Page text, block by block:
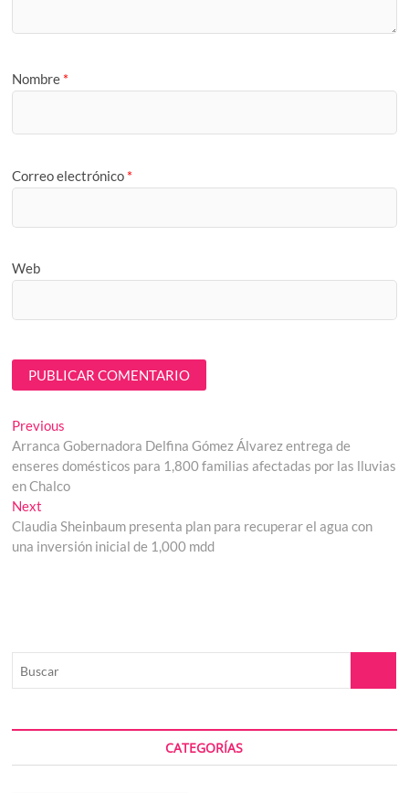
Nombre *
Correo electrónico *
Web
Navegación
de
entradas
Previous
post:
Arranca Gobernadora Delfina Gómez Álvarez entrega de
enseres domésticos para 1,800 familias afectadas por las lluvias
en Chalco
Next
post:
Claudia Sheinbaum presenta plan para recuperar el agua con
una inversión inicial de 1,000 mdd
CATEGORÍAS